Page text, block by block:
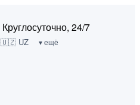
Круглосуточно, 24/7
🇺🇿 UZ ▾ ещё